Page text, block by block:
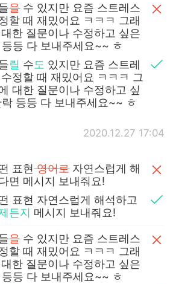
을수 있지만 요즘 스트레스
할 때 재밌어요 ㅋㅋㅋ 그래
한 질문이나 수정하고 싶은
등 다 보내주세요~~ ㅎ
릴 수도 있지만 요즘 스트레
정할 때 재밌어요 ㅋㅋㅋ 그
대한 질문이나 수정하고 싶
등등 다 보내주세요~~ ㅎ
2020.12.27 17:04
표현영어로자연스럽게 해
면 메시지 보내줘요!
표현 자연스럽게 해석하고
든지 메시지 보내줘요!
을수 있지만 요즘 스트레스
할 때 재밌어요 ㅋㅋㅋ 그래
한 질문이나 수정하고 싶은
등 다 보내주세요~~ ㅎ